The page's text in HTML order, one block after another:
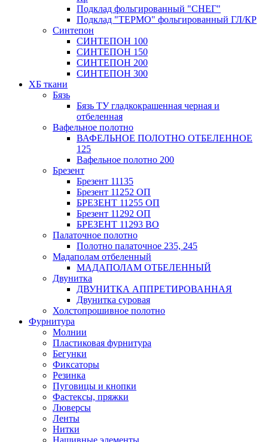
Подклад фольгированный "СНЕГ"
Подклад "ТЕРМО" фольгированный ГЛ/КР
Синтепон
СИНТЕПОН 100
СИНТЕПОН 150
СИНТЕПОН 200
СИНТЕПОН 300
ХБ ткани
Бязь
Бязь ТУ гладкокрашенная черная и
отбеленная
Вафельное полотно
ВАФЕЛЬНОЕ ПОЛОТНО ОТБЕЛЕННОЕ
125
Вафельное полотно 200
Брезент
Брезент 11135
Брезент 11252 ОП
БРЕЗЕНТ 11255 ОП
Брезент 11292 ОП
БРЕЗЕНТ 11293 ВО
Палаточное полотно
Полотно палаточное 235, 245
Мадаполам отбеленный
МАДАПОЛАМ ОТБЕЛЕННЫЙ
Двунитка
ДВУНИТКА АППРЕТИРОВАННАЯ
Двунитка суровая
Холстопрошивное полотно
Фурнитура
Молнии
Пластиковая фурнитура
Бегунки
Фиксаторы
Резинка
Пуговицы и кнопки
Фастексы, пряжки
Люверсы
Ленты
Нитки
Нашивные элементы